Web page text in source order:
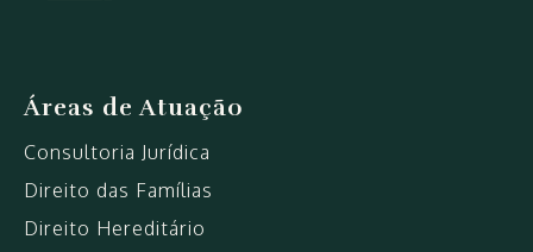
VirtualAdvocacia
Áreas de Atuação
Consultoria Jurídica
Direito das Famílias
Direito Hereditário